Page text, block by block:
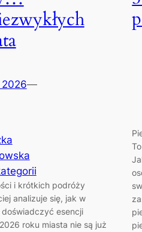
—
i krótkich podróży
analizuje się, jak w
esencji
roku miasta nie są już